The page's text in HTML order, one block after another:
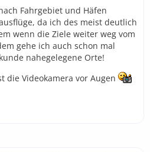
Fahrgebiet und Häfen
da ich des meist deutlich
wenn die Ziele weiter weg vom
gehe ich auch schon mal
nahegelegene Orte!
die Videokamera vor Augen